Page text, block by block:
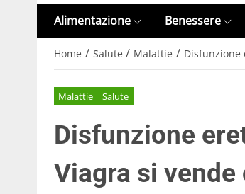
Alimentazione Benessere
Home / Salute / Malattie / Disfunzione
Malattie Salute
Disfunzione
Viagra si vende